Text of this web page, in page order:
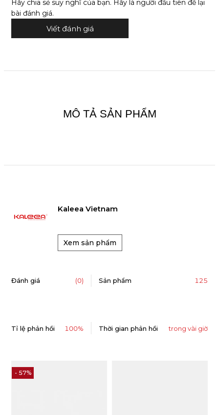
Hãy chia sẻ suy nghĩ của bạn. Hãy là người đầu tiên để lại
bài đánh giá.
Viết đánh giá
MÔ TẢ SẢN PHẨM
Kaleea Vietnam
Xem sản phẩm
Đánh giá (0) Sản phẩm 125
Tỉ lệ phản hồi 100% Thời gian phản hồi trong vài giờ